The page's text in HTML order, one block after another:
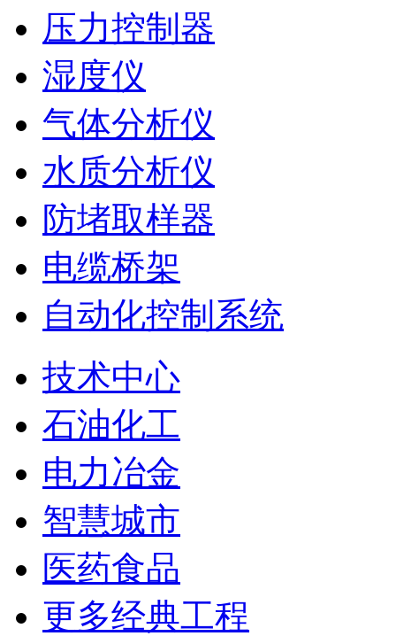
压力控制器
湿度仪
气体分析仪
水质分析仪
防堵取样器
电缆桥架
自动化控制系统
技术中心
石油化工
电力冶金
智慧城市
医药食品
更多经典工程